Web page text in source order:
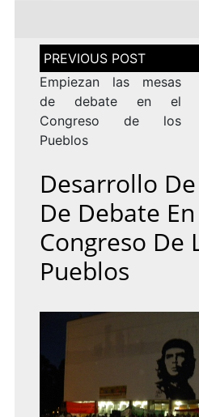
Navegación
de
entradas
Empiezan las mesas
de debate en el
Congreso de los
Pueblos
Desarrollo
De Debate En
Congreso De
Pueblos